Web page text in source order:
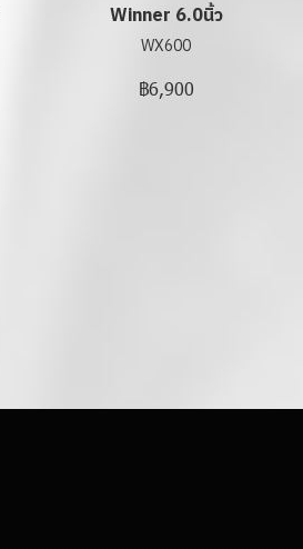
Winner 6.0นิ้ว
WX600
฿6,900